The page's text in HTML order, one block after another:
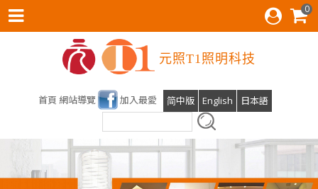
0
元照T1照明科技
首頁 網站導覽 加入最愛 简中版 English 日本語